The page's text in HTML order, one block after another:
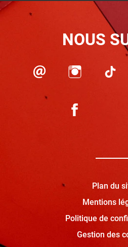
NOUS
Plan du
Mentions
Politique de
Gestion des